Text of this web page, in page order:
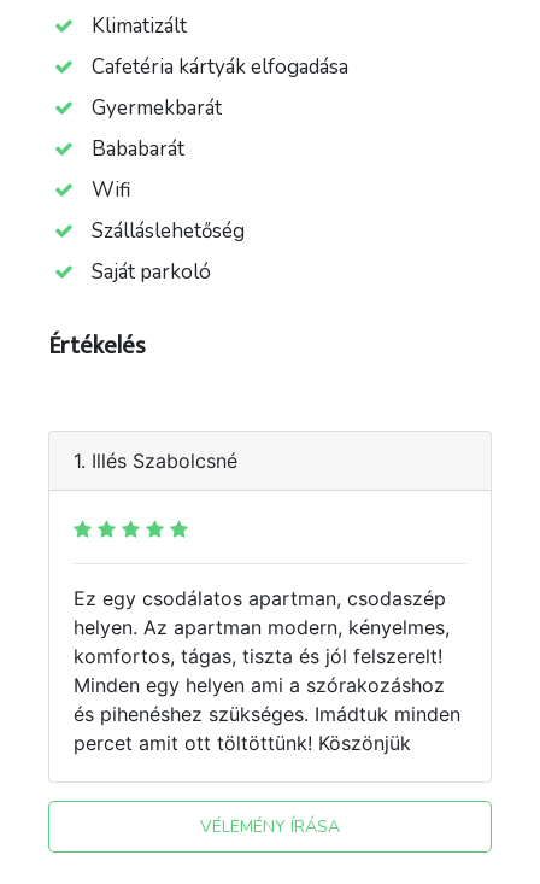
Klimatizált
Cafetéria kártyák elfogadása
Gyermekbarát
Bababarát
Wifi
Szálláslehetőség
Saját parkoló
Értékelés
1. Illés Szabolcsné
Ez egy csodálatos apartman, csodaszép
helyen. Az apartman modern, kényelmes,
komfortos, tágas, tiszta és jól felszerelt!
Minden egy helyen ami a szórakozáshoz
és pihenéshez szükséges. Imádtuk minden
percet amit ott töltöttünk! Köszönjük
VÉLEMÉNY ÍRÁSA